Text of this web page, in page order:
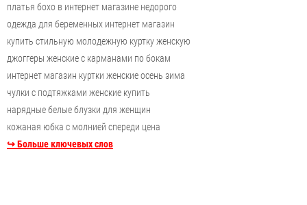
платья бохо в интернет магазине недорого
одежда для беременных интернет магазин
купить стильную молодежную куртку женскую
джоггеры женские с карманами по бокам
интернет магазин куртки женские осень зима
чулки с подтяжками женские купить
нарядные белые блузки для женщин
кожаная юбка с молнией спереди цена
↪ Больше ключевых слов